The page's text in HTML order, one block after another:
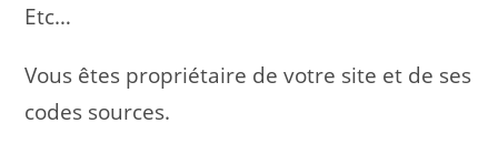
Etc…
Vous êtes propriétaire de votre site et de ses
codes sources.